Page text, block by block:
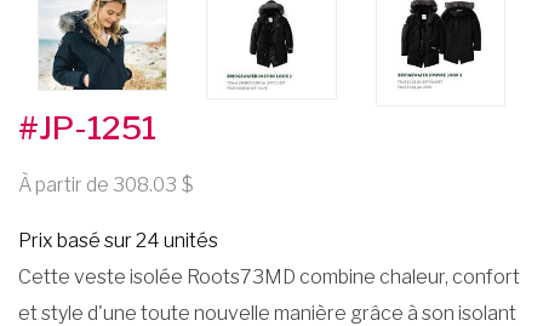
#JP-1251
À partir de 308.03
Prix basé sur 24 unités
Cette veste isolée Roots73MD combine chaleur, confort
et style d'une toute nouvelle manière grâce à son isolant